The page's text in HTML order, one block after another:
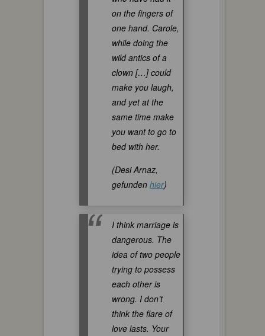
on the fingers of
one hand. Carole,
while doing the
wild antics of a
clown […] could
make you laugh,
and yet at the
same time make
you want to go to
bed with her.
(Desi Arnaz,
gefunden hier)
I think marriage is
dangerous. The
idea of two people
trying to possess
each other is
wrong. I don’t
think the flare of
love lasts. Your